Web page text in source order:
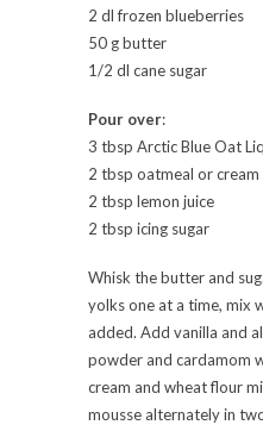
2 dl frozen blueberries
50 g butter
1/2 dl cane sugar
Pour over:
3 tbsp Arctic Blue Oat
2 tbsp oatmeal or cream
2 tbsp lemon juice
2 tbsp icing sugar
Whisk the butter and
yolks one at a time, mix
added. Add vanilla and
powder and cardamom
cream and wheat flour
mousse alternately in